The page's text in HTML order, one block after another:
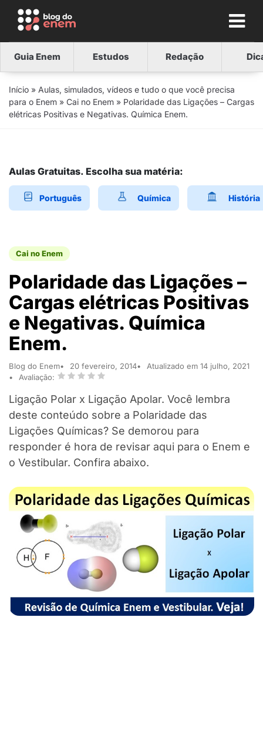
Guia Enem Estudos Redação
Início » Aulas, simulados, vídeos e tudo o que você precisa
para o Enem » Cai no Enem » Polaridade das Ligações – Cargas
elétricas Positivas e Negativas. Química Enem.
Aulas Gratuitas. Escolha sua matéria:
Português Química História
Cai no Enem
Polaridade das Ligações –
Cargas elétricas Positivas
e Negativas. Química
Enem.
Blog do Enem 20 fevereiro, 2014
Atualizado em 14 julho, 2021
Avaliação:
Ligação Polar x Ligação Apolar. Você lembra
deste conteúdo sobre a Polaridade das
Ligações Químicas? Se demorou para
responder é hora de revisar aqui para o Enem e
o Vestibular. Confira abaixo.